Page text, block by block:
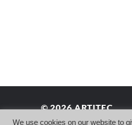
© 2026ARTITEC
We use cookies on our website to